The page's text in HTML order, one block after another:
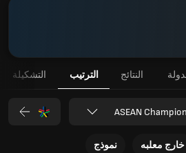
النتائج الترتيب التشكيلة
ASEAN
خارج معلبه نموذج